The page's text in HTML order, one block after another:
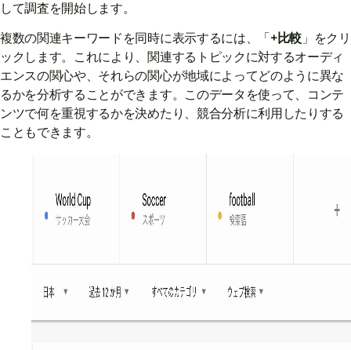
して調査を開始します。
複数の関連キーワードを同時に表示するには、「+比較 」をクリ
ックします。これにより、関連するトピックに対するオーディ
エンスの関心や、それらの関心が地域によってどのように異な
るかを分析することができます。このデータを使って、コンテ
ンツで何を重視するかを決めたり、競合分析に利用したりする
こともできます。